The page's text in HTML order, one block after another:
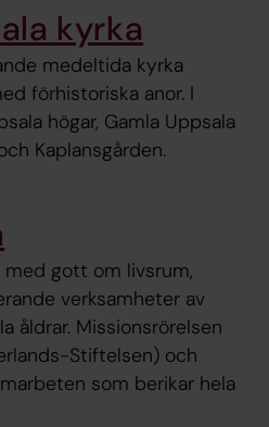
kyrka
medeltida kyrka
förhistoriska anor. I
högar, Gamla Uppsala
Kaplansgården.
gott om livsrum,
verksamheter av
åldrar. Missionsrörelsen
Stiftelsen) och
som berikar hela